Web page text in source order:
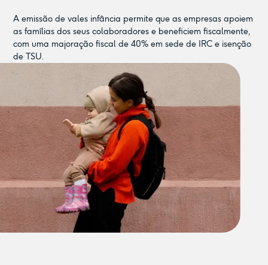
A emissão de vales infância permite que as empresas apoiem
as famílias dos seus colaboradores e beneficiem fiscalmente,
com uma majoração fiscal de 40% em sede de IRC e isenção
de TSU.